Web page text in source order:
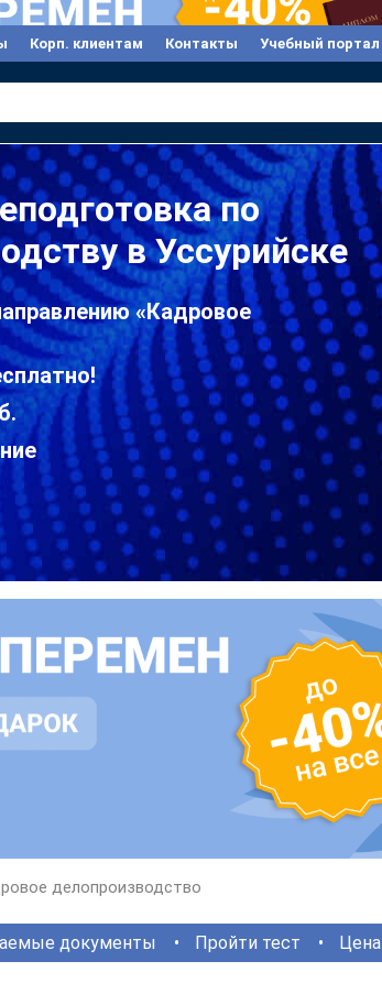
Корп. клиентам Контакты Учебный портал
по
в Уссурийске
«Кадровое
делопроизводство
документы Пройти тест Цена